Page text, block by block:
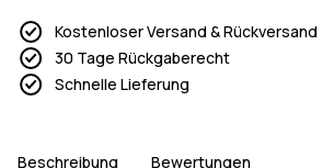
Kostenloser Versand & Rückversand
30 Tage Rückgaberecht
Schnelle Lieferung
Beschreibung Bewertungen